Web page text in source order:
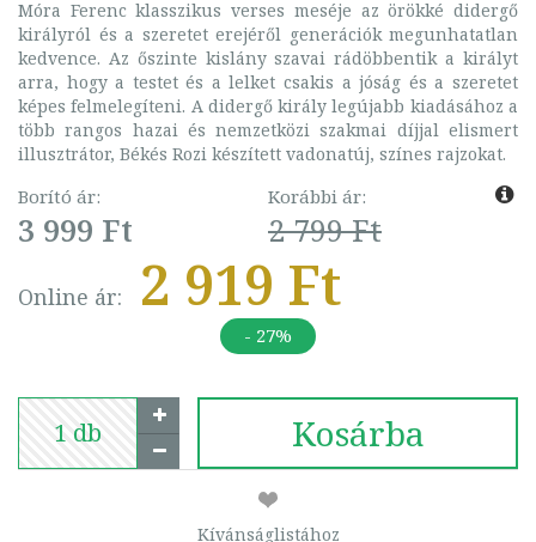
Móra Ferenc klasszikus verses meséje az örökké didergő
királyról és a szeretet erejéről generációk megunhatatlan
kedvence. Az őszinte kislány szavai rádöbbentik a királyt
arra, hogy a testet és a lelket csakis a jóság és a szeretet
képes felmelegíteni. A didergő király legújabb kiadásához a
több rangos hazai és nemzetközi szakmai díjjal elismert
illusztrátor, Békés Rozi készített vadonatúj, színes rajzokat.
Borító ár:
3 999 Ft
Korábbi ár:
2 799 Ft
Online ár: 2 919 Ft
- 27%
Kosárba
Kívánságlistához